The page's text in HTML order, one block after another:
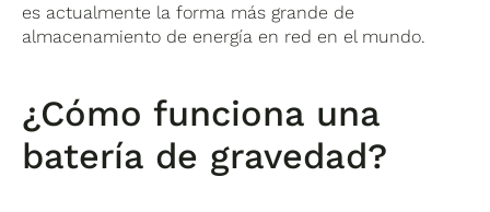
es actualmente la forma más grande de
almacenamiento de energía en red en el mundo.
¿Cómo funciona una
batería de gravedad?